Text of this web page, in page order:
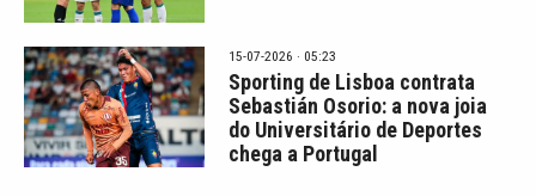
15-07-2026 · 05:23
Sporting de Lisboa contrata
Sebastián Osorio: a nova joia
do Universitário de Deportes
chega a Portugal